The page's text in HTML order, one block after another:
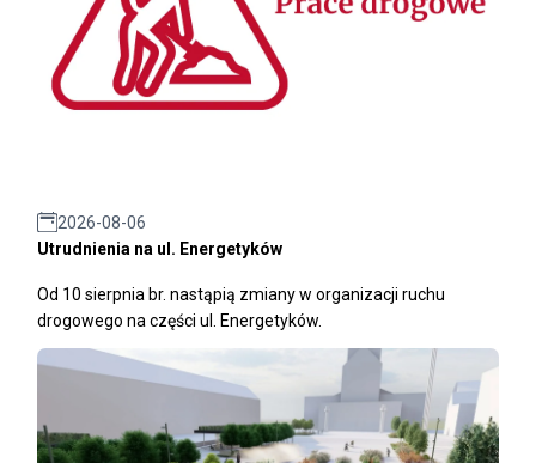
2026-08-06
Utrudnienia na ul. Energetyków
Od 10 sierpnia br. nastąpią zmiany w organizacji ruchu
drogowego na części ul. Energetyków.